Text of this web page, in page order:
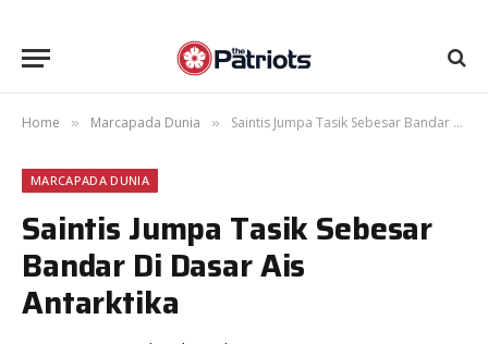
Home » Marcapada Dunia » Saintis Jumpa Tasik Sebesar Bandar Di Dasar Ais Antarktika
MARCAPADA DUNIA
Saintis Jumpa Tasik Sebesar
Bandar Di Dasar Ais
Antarktika